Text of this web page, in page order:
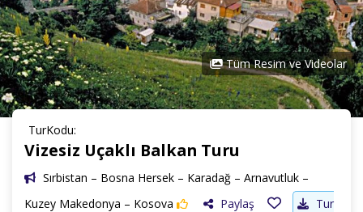
Tüm Resim ve Videolar
TurKodu:
Vizesiz Uçaklı Balkan Turu
Sırbistan – Bosna Hersek – Karadağ – Arnavutluk –
Kuzey Makedonya – Kosova
Paylaş
Tur